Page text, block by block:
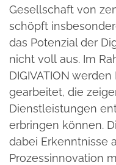
Gesellschaft von
schöpft
das Potenzial der
nicht voll aus. Im
DIGIVATION
gearbeitet, die
Dienstleistungen
erbringen können.
dabei Erkenntnisse
Prozessinnovation